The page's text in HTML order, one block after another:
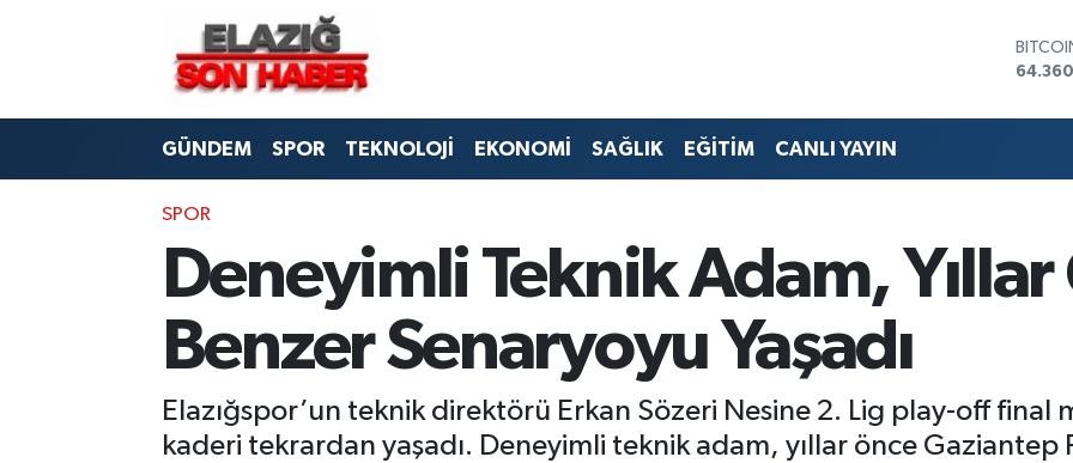
DOLAR
13.887
GÜNDEM SPOR TEKNOLOJİ EKONOMİ SAĞLIK EĞİTİM CANLI YAYIN
SPOR
Deneyimli Teknik Adam,
Benzer Senaryoyu Yaşadı
Elazığspor’un teknik direktörü Erkan Sözeri Nesine 2. Lig play-off final
kaderi tekrardan yaşadı. Deneyimli teknik adam, yıllar önce Gaziantep
CANLI YAYIN
BİLİM VE TEKNOLOJİ
EKONOMİ
Merkez Hava Durumu
Merkez Trafik Yoğunluk Haritası
Süper Lig Puan Durumu ve Fikstür
Tüm Manşetler
Son Dakika Haberleri
Haber Arşivi